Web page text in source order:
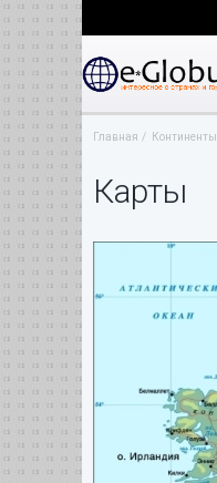
Главная Континенты
Карты